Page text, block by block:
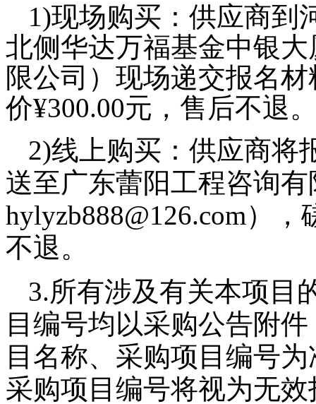
1)现场购买：供应商到
北侧华达万福基金中银大
限公司）现场递交报名材
价¥300.00元，售后不退
2)线上购买：供应商将
送至广东蕾阳工程咨询
hylyzb888@126.com），
不退。
3.所有涉及有关本项目
目编号均以采购公告附
目名称、采购项目编号
采购项目 编号将视为无